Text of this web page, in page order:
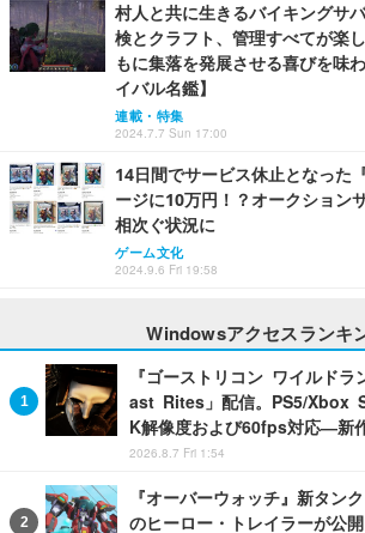
村人と共に生きるバイキングサ
検とクラフト、管理すべてが楽
もに集落を発展させる喜びを味
イバル名鑑】
連載・特集
2024.7.7 Sun 17:00
14日間でサービス休止となった
ージに10万円！？オークション
相次ぐ状況に
ゲーム文化
2024.9.6 Fri 19:58
Windowsアクセスランキ
『ゴーストリコン ワイルドラ
ast Rites」配信。PS5/Xbox
K解像度および60fps対応―新
2026.8.7 Fri 1:54
『オーバーウォッチ』新タン
のヒーロー・トレイラーが公